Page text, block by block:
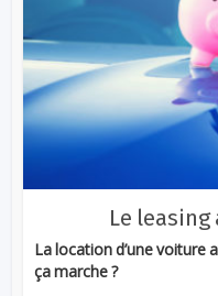
Le
La location d’une voiture
ça marche ?